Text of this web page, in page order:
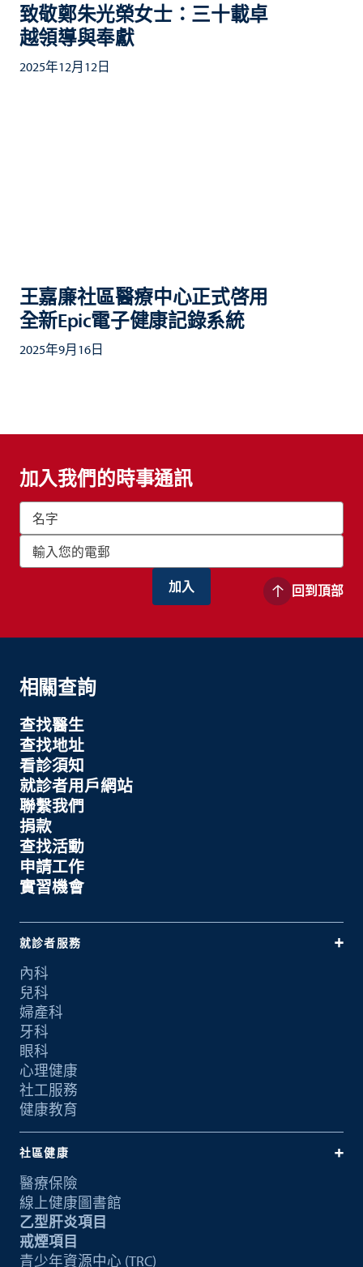
致敬鄭朱光榮女士：三十載卓
越領導與奉獻
2025年12月12日
王嘉廉社區醫療中心正式啓用
全新Epic電子健康記錄系統
2025年9月16日
加入我們的時事通訊
回到頂部
相關查詢
查找醫生
查找地址
看診須知
就診者用戶網站
聯繫我們
捐款
查找活動
申請工作
實習機會
就診者服務
內科
兒科
婦產科
牙科
眼科
心理健康
社工服務
健康教育
社區健康
醫療保險
線上健康圖書館
乙型肝炎項目
戒煙項目
青少年資源中心 (TRC)